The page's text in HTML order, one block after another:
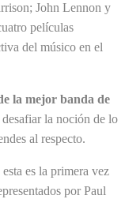
John Lennon y
películas
del músico en el
la mejor banda de
la noción de lo
al respecto.
esta es la primera vez
por Paul